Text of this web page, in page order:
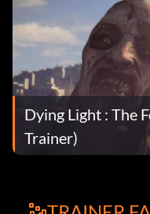
Dying Light : The
Trainer)